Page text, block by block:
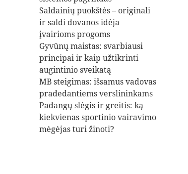
Saldainių puokštės – originali
ir saldi dovanos idėja
įvairioms progoms
Gyvūnų maistas: svarbiausi
principai ir kaip užtikrinti
augintinio sveikatą
MB steigimas: išsamus vadovas
pradedantiems verslininkams
Padangų slėgis ir greitis: ką
kiekvienas sportinio vairavimo
mėgėjas turi žinoti?